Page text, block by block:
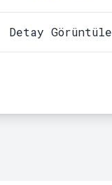
Detay Görüntüle